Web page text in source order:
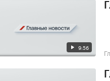
9:56